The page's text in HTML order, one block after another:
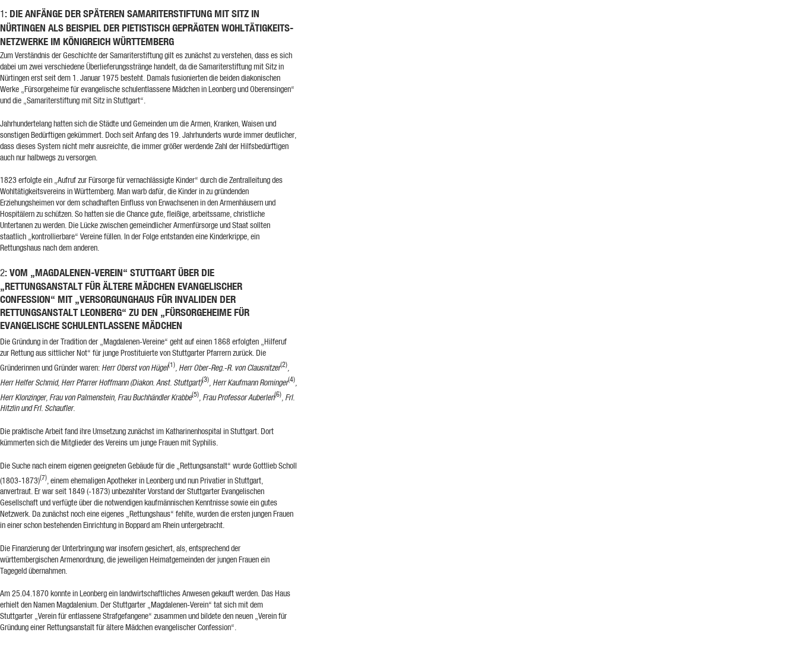
1: DIE ANFÄNGE DER SPÄTEREN SAMARITERSTIFTUNG MIT SITZ IN
NÜRTINGEN ALS BEISPIEL DER PIETISTISCH GEPRÄGTEN WOHLTÄTIGKEITS-
NETZWERKE IM KÖNIGREICH WÜRTTEMBERG
Zum Verständnis der Geschichte der Samariterstiftung gilt es zunächst zu verstehen, dass es sich
dabei um zwei verschiedene Überlieferungsstränge handelt, da die Samariterstiftung mit Sitz in
Nürtingen erst seit dem 1. Januar 1975 besteht. Damals fusionierten die beiden diakonischen
Werke „Fürsorgeheime für evangelische schulentlassene Mädchen in Leonberg und Oberensingen“
und die „Samariterstiftung mit Sitz in Stuttgart“.
Jahrhundertelang hatten sich die Städte und Gemeinden um die Armen, Kranken, Waisen und
sonstigen Bedürftigen gekümmert. Doch seit Anfang des 19. Jahrhunderts wurde immer deutlicher,
dass dieses System nicht mehr ausreichte, die immer größer werdende Zahl der Hilfsbedürftigen
auch nur halbwegs zu versorgen.
1823 erfolgte ein „Aufruf zur Fürsorge für vernachlässigte Kinder“ durch die Zentralleitung des
Wohltätigkeitsvereins in Württemberg. Man warb dafür, die Kinder in zu gründenden
Erziehungsheimen vor dem schadhaften Einfluss von Erwachsenen in den Armenhäusern und
Hospitälern zu schützen. So hatten sie die Chance gute, fleißige, arbeitssame, christliche
Untertanen zu werden. Die Lücke zwischen gemeindlicher Armenfürsorge und Staat sollten
staatlich „kontrollierbare“ Vereine füllen. In der Folge entstanden eine Kinderkrippe, ein
Rettungshaus nach dem anderen.
2: VOM „MAGDALENEN-VEREIN“ STUTTGART ÜBER DIE
„RETTUNGSANSTALT FÜR ÄLTERE MÄDCHEN EVANGELISCHER
CONFESSION“ MIT „VERSORGUNGHAUS FÜR INVALIDEN DER
RETTUNGSANSTALT LEONBERG“ ZU DEN „FÜRSORGEHEIME FÜR
EVANGELISCHE SCHULENTLASSENE MÄDCHEN
Die Gründung in der Tradition der „Magdalenen-Vereine“ geht auf einen 1868 erfolgten „Hilferuf
zur Rettung aus sittlicher Not“ für junge Prostituierte von Stuttgarter Pfarrern zurück. Die
Gründerinnen und Gründer waren: Herr Oberst von Hügel(1) , Herr Ober-Reg.-R. von Clausnitzer(2)
Herr Helfer Schmid, Herr Pfarrer Hoffmann (Diakon. Anst. Stuttgart)(3) , Herr Kaufmann Rominger(4)
Herr Klonzinger, Frau von Palmenstein, Frau Buchhändler Krabbe(5) , Frau Professor Auberlen(6) , Frl.
Hitzlin und Frl. Schaufler.
Die praktische Arbeit fand ihre Umsetzung zunächst im Katharinenhospital in Stuttgart. Dort
kümmerten sich die Mitglieder des Vereins um junge Frauen mit Syphilis.
Die Suche nach einem eigenen geeigneten Gebäude für die „Rettungsanstalt“ wurde Gottlieb Scholl
(1803-1873)(7) , einem ehemaligen Apotheker in Leonberg und nun Privatier in Stuttgart,
anvertraut. Er war seit 1849 (-1873) unbezahlter Vorstand der Stuttgarter Evangelischen
Gesellschaft und verfügte über die notwendigen kaufmännischen Kenntnisse sowie ein gutes
Netzwerk. Da zunächst noch eine eigenes „Rettungshaus“ fehlte, wurden die ersten jungen Frauen
in einer schon bestehenden Einrichtung in Boppard am Rhein untergebracht.
Die Finanzierung der Unterbringung war insofern gesichert, als, entsprechend der
württembergischen Armenordnung, die jeweiligen Heimatgemeinden der jungen Frauen ein
Tagegeld übernahmen.
Am 25.04.1870 konnte in Leonberg ein landwirtschaftliches Anwesen gekauft werden. Das Haus
erhielt den Namen Magdalenium. Der Stuttgarter „Magdalenen-Verein“ tat sich mit dem
Stuttgarter „Verein für entlassene Strafgefangene“ zusammen und bildete den neuen „Verein für
Gründung einer Rettungsanstalt für ältere Mädchen evangelischer Confession“.